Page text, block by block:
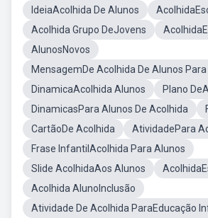
IdeiaAcolhida De Alunos
Acolhida Grupo DeJovens
AlunosNovos
MensagemDe Acolhida De Alunos
DinamicaAcolhida Alunos
Plano
DinamicasPara Alunos De Acolhida
CartãoDe Acolhida
AtividadePara
Frase InfantilAcolhida Para Alunos
Slide AcolhidaAos Alunos
Acolhida AlunoInclusão
Atividade De Acolhida ParaEducação